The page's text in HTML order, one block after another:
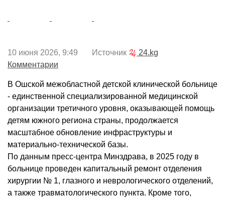
10 июня 2026, 9:49 Источник
24.kg
Комментарии
В Ошской межобластной детской клинической больнице
- единственной специализированной медицинской
организации третичного уровня, оказывающей помощь
детям южного региона страны, продолжается
масштабное обновление инфраструктуры и
материально-технической базы.
По данным пресс-центра Минздрава, в 2025 году в
больнице проведен капитальный ремонт отделения
хирургии № 1, глазного и неврологического отделений,
а также травматологического пункта. Кроме того,